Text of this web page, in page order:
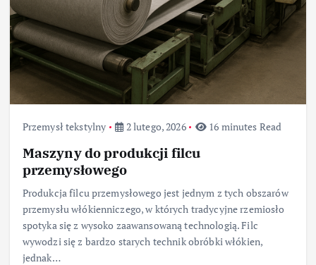
Przemysł tekstylny 2 lutego, 2026 16 minutes Read
Maszyny do produkcji filcu
przemysłowego
Produkcja filcu przemysłowego jest jednym z tych obszarów
przemysłu włókienniczego, w których tradycyjne rzemiosło
spotyka się z wysoko zaawansowaną technologią. Filc
wywodzi się z bardzo starych technik obróbki włókien,
jednak…